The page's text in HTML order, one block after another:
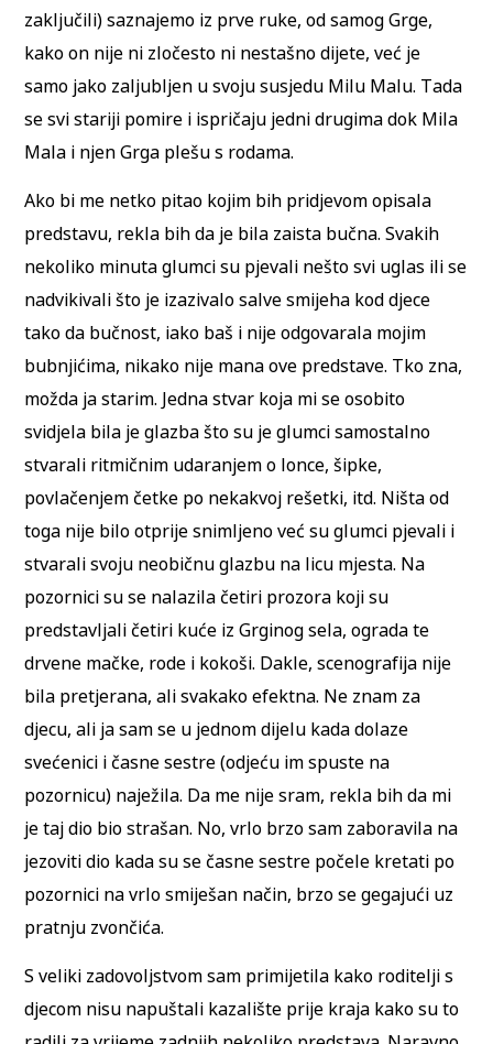
zaključili) saznajemo iz prve ruke, od samog Grge,
kako on nije ni zločesto ni nestašno dijete, već je
samo jako zaljubljen u svoju susjedu Milu Malu. Tada
se svi stariji pomire i ispričaju jedni drugima dok Mila
Mala i njen Grga plešu s rodama.
Ako bi me netko pitao kojim bih pridjevom opisala
predstavu, rekla bih da je bila zaista bučna. Svakih
nekoliko minuta glumci su pjevali nešto svi uglas ili se
nadvikivali što je izazivalo salve smijeha kod djece
tako da bučnost, iako baš i nije odgovarala mojim
bubnjićima, nikako nije mana ove predstave. Tko zna,
možda ja starim. Jedna stvar koja mi se osobito
svidjela bila je glazba što su je glumci samostalno
stvarali ritmičnim udaranjem o lonce, šipke,
povlačenjem četke po nekakvoj rešetki, itd. Ništa od
toga nije bilo otprije snimljeno već su glumci pjevali i
stvarali svoju neobičnu glazbu na licu mjesta. Na
pozornici su se nalazila četiri prozora koji su
predstavljali četiri kuće iz Grginog sela, ograda te
drvene mačke, rode i kokoši. Dakle, scenografija nije
bila pretjerana, ali svakako efektna. Ne znam za
djecu, ali ja sam se u jednom dijelu kada dolaze
svećenici i časne sestre (odjeću im spuste na
pozornicu) naježila. Da me nije sram, rekla bih da mi
je taj dio bio strašan. No, vrlo brzo sam zaboravila na
jezoviti dio kada su se časne sestre počele kretati po
pozornici na vrlo smiješan način, brzo se gegajući uz
pratnju zvončića.
S veliki zadovoljstvom sam primijetila kako roditelji s
djecom nisu napuštali kazalište prije kraja kako su to